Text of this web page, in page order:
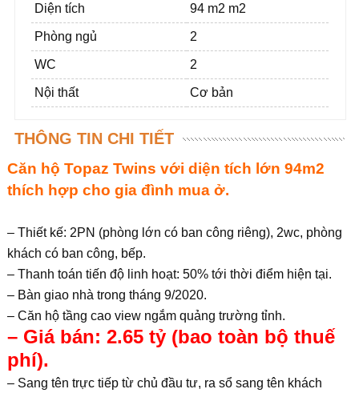
Diện tích 94 m2 m2
Phòng ngủ 2
WC 2
Nội thất Cơ bản
THÔNG TIN CHI TIẾT
Căn hộ Topaz Twins với diện tích lớn 94m2
thích hợp cho gia đình mua ở.
– Thiết kế: 2PN (phòng lớn có ban công riêng), 2wc, phòng
khách có ban công, bếp.
– Thanh toán tiến độ linh hoạt: 50% tới thời điểm hiện tại.
– Bàn giao nhà trong tháng 9/2020.
– Căn hộ tầng cao view ngắm quảng trường tỉnh.
– Giá bán: 2.65 tỷ (bao toàn bộ thuế
phí).
– Sang tên trực tiếp từ chủ đầu tư, ra sổ sang tên khách